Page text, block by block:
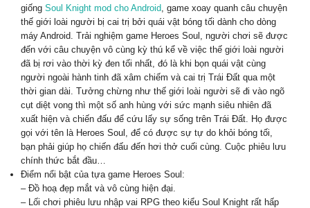
giống Soul Knight mod cho Android, game xoay quanh câu chuyện
thế giới loài người bị cai trị bởi quái vật bóng tối dành cho dòng
máy Android. Trải nghiệm game Heroes Soul, người chơi sẽ được
đến với câu chuyện vô cùng kỳ thú kể về việc thế giới loài người
đã bị rơi vào thời kỳ đen tối nhất, đó là khi bọn quái vật cùng
người ngoài hành tinh đã xâm chiếm và cai trị Trái Đất qua một
thời gian dài. Tưởng chừng như thế giới loài người sẽ đi vào ngõ
cụt diệt vong thì một số anh hùng với sức mạnh siêu nhiên đã
xuất hiện và chiến đấu để cứu lấy sự sống trên Trái Đất. Họ được
gọi với tên là Heroes Soul, để có được sự tự do khỏi bóng tối,
bạn phải giúp họ chiến đấu đến hơi thở cuối cùng. Cuộc phiêu lưu
chính thức bắt đầu…
Điểm nổi bật của tựa game Heroes Soul:
– Đồ hoạ đẹp mắt và vô cùng hiện đại.
– Lối chơi phiêu lưu nhập vai RPG theo kiểu Soul Knight rất hấp